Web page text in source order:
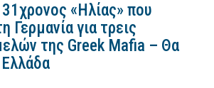
31χρονος «Ηλίας» που
Γερμανία για τρεις
της Greek Mafia – Θα